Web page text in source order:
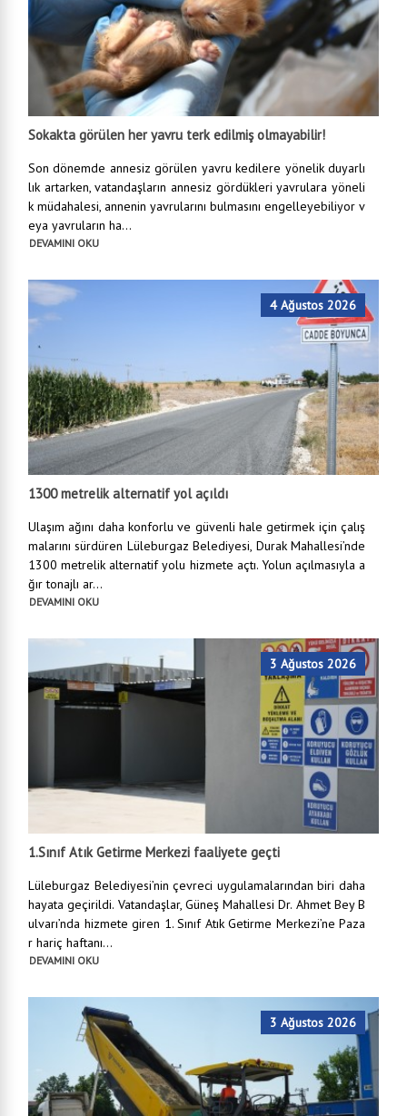
Sokakta görülen her yavru terk edilmiş olmayabilir!
Son dönemde annesiz görülen yavru kedilere yönelik duyarlı
lık artarken, vatandaşların annesiz gördükleri yavrulara yöneli
k müdahalesi, annenin yavrularını bulmasını engelleyebiliyor v
eya yavruların ha...
DEVAMINI OKU
4 Ağustos 2026
1300 metrelik alternatif yol açıldı
Ulaşım ağını daha konforlu ve güvenli hale getirmek için çalış
malarını sürdüren Lüleburgaz Belediyesi, Durak Mahallesi’nde
1300 metrelik alternatif yolu hizmete açtı. Yolun açılmasıyla a
ğır tonajlı ar...
DEVAMINI OKU
3 Ağustos 2026
1.Sınıf Atık Getirme Merkezi faaliyete geçti
Lüleburgaz Belediyesi’nin çevreci uygulamalarından biri daha
hayata geçirildi. Vatandaşlar, Güneş Mahallesi Dr. Ahmet Bey B
ulvarı’nda hizmete giren 1. Sınıf Atık Getirme Merkezi’ne Paza
r hariç haftanı...
DEVAMINI OKU
3 Ağustos 2026